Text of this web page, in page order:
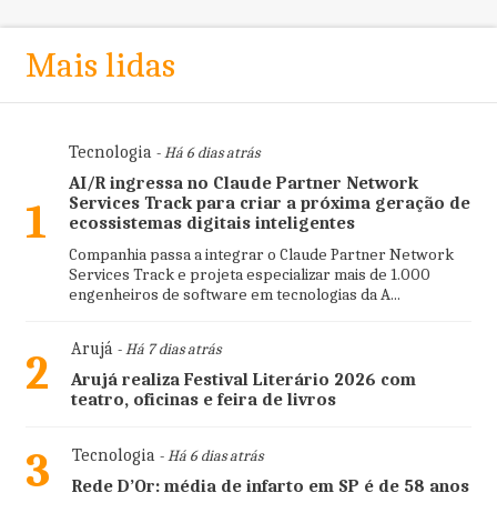
Mais lidas
1
Tecnologia- Há 6 dias atrás
AI/R ingressa no Claude Partner Network
Services Track para criar a próxima geração de
ecossistemas digitais inteligentes
Companhia passa a integrar o Claude Partner Network
Services Track e projeta especializar mais de 1.000
engenheiros de software em tecnologias da A...
2 Arujá- Há 7 dias atrás
Arujá realiza Festival Literário 2026 com
teatro, oficinas e feira de livros
3 Tecnologia- Há 6 dias atrás
Rede D’Or: média de infarto em SP é de 58 anos